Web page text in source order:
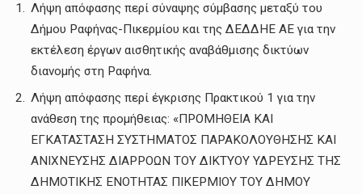
Λήψη απόφασης περί σύναψης σύμβασης μεταξύ του
Δήμου Ραφήνας-Πικερμίου και της ΔΕΔΔΗΕ ΑΕ για την
εκτέλεση έργων αισθητικής αναβάθμισης δικτύων
διανομής στη Ραφήνα.
Λήψη απόφασης περί έγκρισης Πρακτικού 1 για την
ανάθεση της προμήθειας: «ΠΡΟΜΗΘΕΙΑ ΚΑΙ
ΕΓΚΑΤΑΣΤΑΣΗ ΣΥΣΤΗΜΑΤΟΣ ΠΑΡΑΚΟΛΟΥΘΗΣΗΣ ΚΑΙ
ΑΝΙΧΝΕΥΣΗΣ ΔΙΑΡΡΟΩΝ ΤΟΥ ΔΙΚΤΥΟΥ ΥΔΡΕΥΣΗΣ ΤΗΣ
ΔΗΜΟΤΙΚΗΣ ΕΝΟΤΗΤΑΣ ΠΙΚΕΡΜΙΟΥ ΤΟΥ ΔΗΜΟΥ